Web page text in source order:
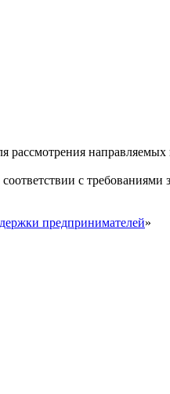
рассмотрения
с требованиями
предпринимателей»